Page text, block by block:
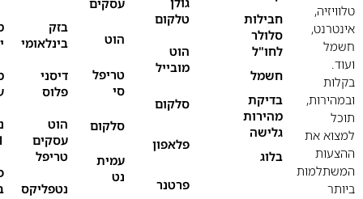
טלוויזיה,
אינטרנט,
חשמל
ועוד.
בקלות
ובמהירות,
תוכל
למצוא את
ההצעות
המשתלמות
ביותר
חבילות
סלולר
לחו"ל
חשמל
בדיקת
מהירות
גלישה
בלוג
טלקום
הוט
מובייל
סלקום
פלאפון
פרטנר
עסקים
הוט
טריפל
סי
סלקום
עמית
נט
בזק
בינלאומי
דיסני
פלוס
הוט
עסקים
טריפל
נטפליקס